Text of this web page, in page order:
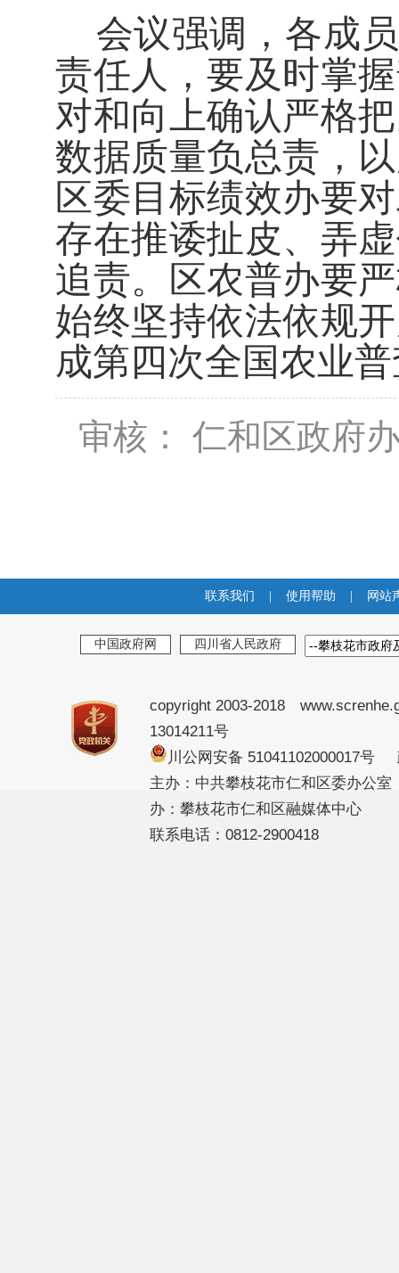
会议强调， 各成
责任人，要及时掌
对和向上确认严格
数据质量负总责，
区委目标绩效办要
存在推诿扯皮、弄
追责。区农普办要
始终坚持依法依规
成第四次全国农业
审核： 仁和区政府
联系我们 使用帮助 网站
中国政府网 四川省人民政府
copyright 2003-2018
13014211号
川公网安备 51041102000017
主办：中共攀枝花市仁和区委办公
办：攀枝花市仁和区融媒体中心
联系电话：0812-2900418